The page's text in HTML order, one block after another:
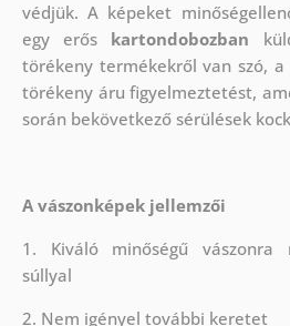
védjük. A képeket
egy erős kartondobozban
törékeny termékekről van szó,
törékeny áru figyelmeztetést,
során bekövetkező sérülések
A vászonképek jellemzői
1. Kiváló minőségű
súllyal
2. Nem igényel további keretet